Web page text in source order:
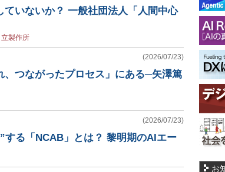
いないか？ 一般社団法人「人間中心
立製作所
(2026/07/23)
、つながったプロセス」にある─矢澤篤
(2026/07/23)
する「NCAB」とは？ 黎明期のAIエー
お